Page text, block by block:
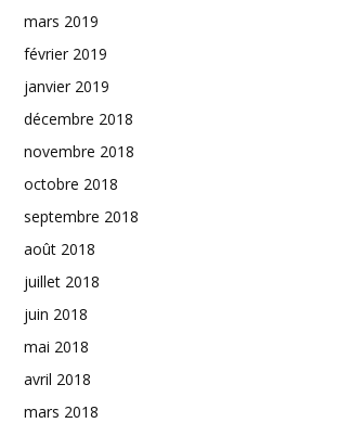
mars 2019
février 2019
janvier 2019
décembre 2018
novembre 2018
octobre 2018
septembre 2018
août 2018
juillet 2018
juin 2018
mai 2018
avril 2018
mars 2018